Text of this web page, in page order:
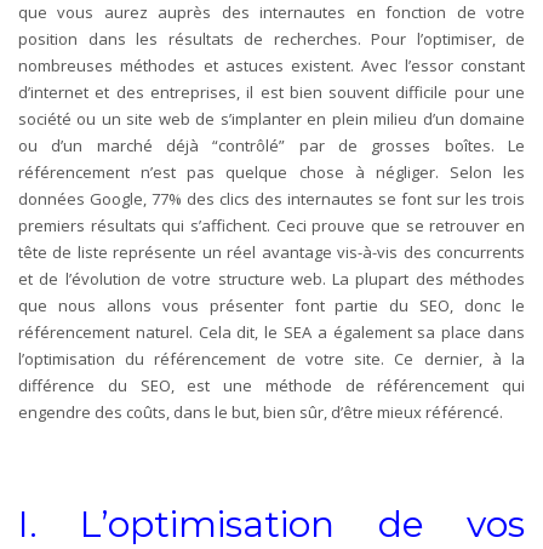
que vous aurez auprès des internautes en fonction de votre
position dans les résultats de recherches. Pour l’optimiser, de
nombreuses méthodes et astuces existent. Avec l’essor constant
d’internet et des entreprises, il est bien souvent difficile pour une
société ou un site web de s’implanter en plein milieu d’un domaine
ou d’un marché déjà “contrôlé” par de grosses boîtes. Le
référencement n’est pas quelque chose à négliger. Selon les
données Google, 77% des clics des internautes se font sur les trois
premiers résultats qui s’affichent. Ceci prouve que se retrouver en
tête de liste représente un réel avantage vis-à-vis des concurrents
et de l’évolution de votre structure web. La plupart des méthodes
que nous allons vous présenter font partie du SEO, donc le
référencement naturel. Cela dit, le SEA a également sa place dans
l’optimisation du référencement de votre site. Ce dernier, à la
différence du SEO, est une méthode de référencement qui
engendre des coûts, dans le but, bien sûr, d’être mieux référencé.
I. L’optimisation de vos